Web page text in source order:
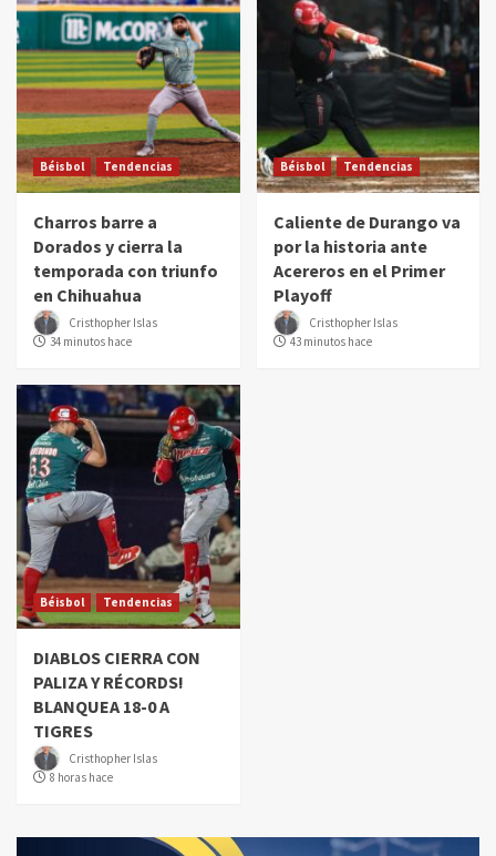
Béisbol Tendencias
Charros barre a
Dorados y cierra la
temporada con triunfo
en Chihuahua
Cristhopher Islas
34 minutos hace
Béisbol Tendencias
Caliente de Durango va
por la historia ante
Acereros en el Primer
Playoff
Cristhopher Islas
43 minutos hace
Béisbol Tendencias
DIABLOS CIERRA CON
PALIZA Y RÉCORDS!
BLANQUEA 18-0 A
TIGRES
Cristhopher Islas
8 horas hace